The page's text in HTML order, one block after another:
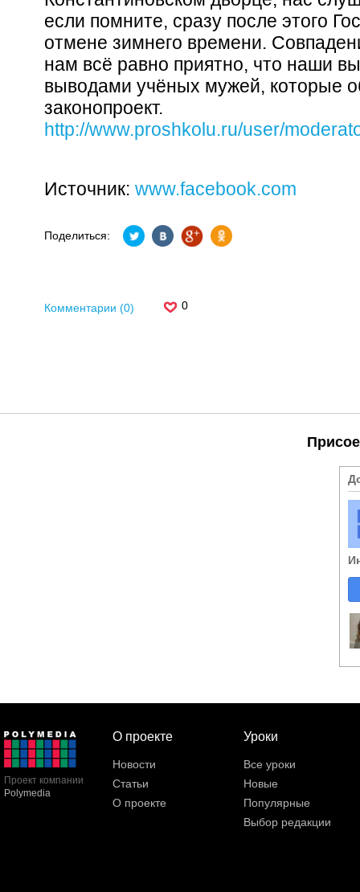
если помните, сразу после этого
отмене зимнего времени.
нам всё равно приятно, что наши
выводами учёных мужей, которые
законопроект.
http://www.proshkolu.ru/user/
Источник: www.facebook.com
Поделиться:
Комментарии (0) 0
Проект компании
Polymedia
О проекте
Новости
Статьи
О проекте
Уроки
Все уроки
Новые
Популярные
Выбор редакции